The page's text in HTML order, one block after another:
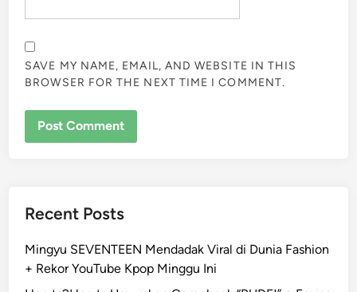
SAVE MY NAME, EMAIL, AND WEBSITE IN THIS
BROWSER FOR THE NEXT TIME I COMMENT.
Recent Posts
Mingyu SEVENTEEN Mendadak Viral di Dunia Fashion
+ Rekor YouTube Kpop Minggu Ini